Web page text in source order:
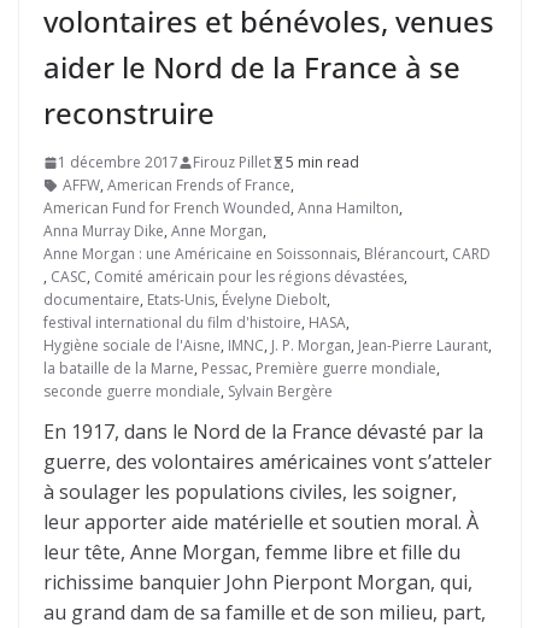
volontaires et bénévoles, venues
aider le Nord de la France à se
reconstruire
1 décembre 2017 Firouz Pillet
5 min read
AFFW, American Frends of France,
American Fund for French Wounded, Anna Hamilton,
Anna Murray Dike, Anne Morgan,
Anne Morgan : une Américaine en Soissonnais, Blérancourt, CARD
, CASC, Comité américain pour les régions dévastées,
documentaire, Etats-Unis, Évelyne Diebolt,
festival international du film d'histoire, HASA,
Hygiène sociale de l'Aisne, IMNC, J. P. Morgan, Jean-Pierre Laurant,
la bataille de la Marne, Pessac, Première guerre mondiale,
seconde guerre mondiale, Sylvain Bergère
En 1917, dans le Nord de la France dévasté par la
guerre, des volontaires américaines vont s’atteler
à soulager les populations civiles, les soigner,
leur apporter aide matérielle et soutien moral. À
leur tête, Anne Morgan, femme libre et fille du
richissime banquier John Pierpont Morgan, qui,
au grand dam de sa famille et de son milieu, part,